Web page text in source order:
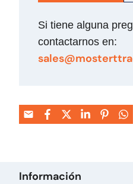
Si tiene alguna
contactarnos en:
Información